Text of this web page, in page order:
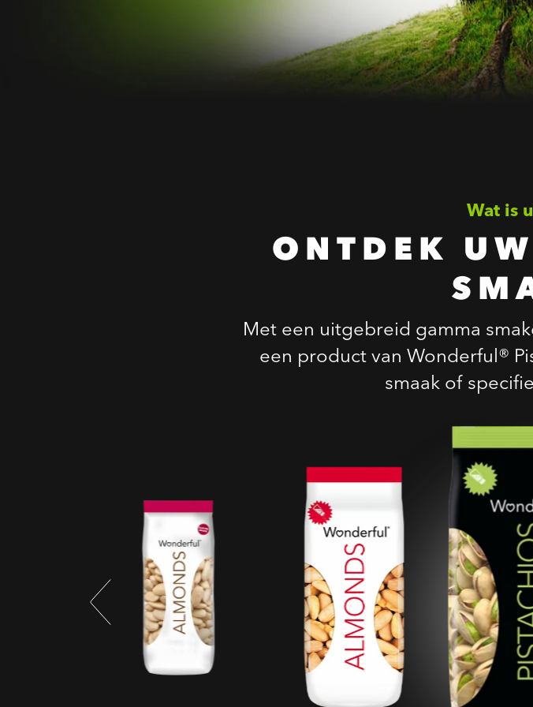
Wat is
ONTDEK
Met een uitgebreid gamma
een product van Wonderful®
smaak of
Pistaches